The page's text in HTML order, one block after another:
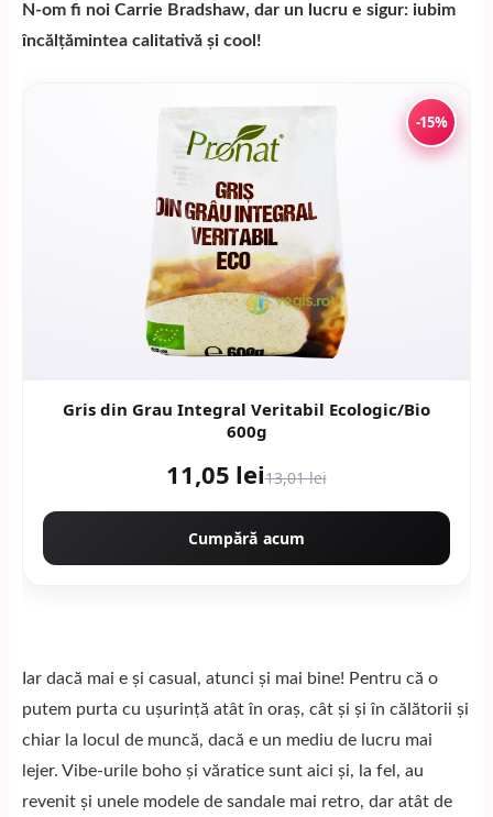
N-om fi noi Carrie Bradshaw, dar un lucru e sigur: iubim
încălțămintea calitativă și cool!
-15%
Gris din Grau Integral Veritabil Ecologic/Bio
600g
11,05 lei13,01 lei
Cumpără acum
Iar dacă mai e și casual, atunci și mai bine! Pentru că o
putem purta cu ușurință atât în oraș, cât și și în călătorii și
chiar la locul de muncă, dacă e un mediu de lucru mai
lejer. Vibe-urile boho și văratice sunt aici și, la fel, au
revenit și unele modele de sandale mai retro, dar atât de